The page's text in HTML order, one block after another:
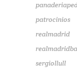
patrocinios
realmadrid
sergiollull